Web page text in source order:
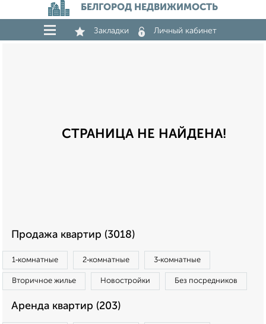
БЕЛГОРОД НЕДВИЖИМОСТЬ
Закладки Личный кабинет
СТРАНИЦА НЕ НАЙДЕНА!
Продажа квартир (3018)
1‑комнатные 2‑комнатные 3‑комнатные
Вторичное жилье Новостройки Без посредников
Аренда квартир (203)